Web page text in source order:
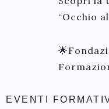
“Occhio
EVENTI